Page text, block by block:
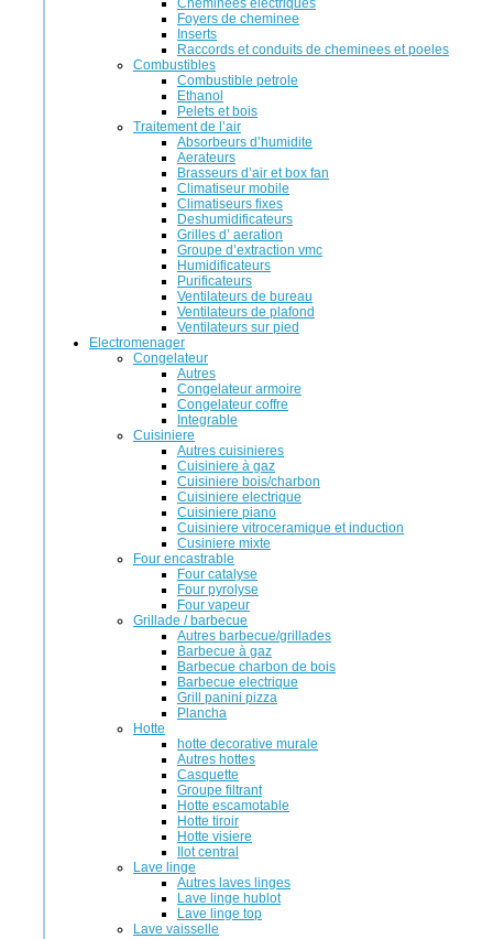
Cheminees electriques
Foyers de cheminee
Inserts
Raccords et conduits de cheminees et poeles
Combustibles
Combustible petrole
Ethanol
Pelets et bois
Traitement de l’air
Absorbeurs d’humidite
Aerateurs
Brasseurs d’air et box fan
Climatiseur mobile
Climatiseurs fixes
Deshumidificateurs
Grilles d’ aeration
Groupe d’extraction vmc
Humidificateurs
Purificateurs
Ventilateurs de bureau
Ventilateurs de plafond
Ventilateurs sur pied
Electromenager
Congelateur
Autres
Congelateur armoire
Congelateur coffre
Integrable
Cuisiniere
Autres cuisinieres
Cuisiniere à gaz
Cuisiniere bois/charbon
Cuisiniere electrique
Cuisiniere piano
Cuisiniere vitroceramique et induction
Cusiniere mixte
Four encastrable
Four catalyse
Four pyrolyse
Four vapeur
Grillade / barbecue
Autres barbecue/grillades
Barbecue à gaz
Barbecue charbon de bois
Barbecue electrique
Grill panini pizza
Plancha
Hotte
hotte decorative murale
Autres hottes
Casquette
Groupe filtrant
Hotte escamotable
Hotte tiroir
Hotte visiere
Ilot central
Lave linge
Autres laves linges
Lave linge hublot
Lave linge top
Lave vaisselle